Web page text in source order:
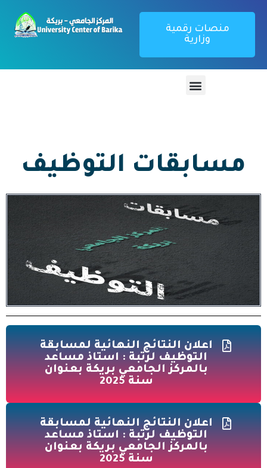
منصات رقمية
وزارية
مسابقات التوظيف
اعلان النتائج النهائية لمسابقة
التوظيف لرتبة : استاذ مساعد
بالمركز الجامعي بريكة بعنوان
سنة 2025
اعلان النتائج النهائية لمسابقة
التوظيف لرتبة : استاذ مساعد
بالمركز الجامعي بريكة بعنوان
سنة 2025